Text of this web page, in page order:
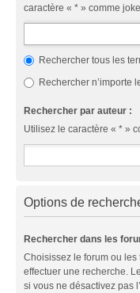
caractère « * » comme
Rechercher tous les
Rechercher n’importe
Rechercher par auteur :
Utilisez le caractère « * »
Options de
Rechercher dans les
Choisissez le forum ou
effectuer une recherche.
si vous ne désactivez pas